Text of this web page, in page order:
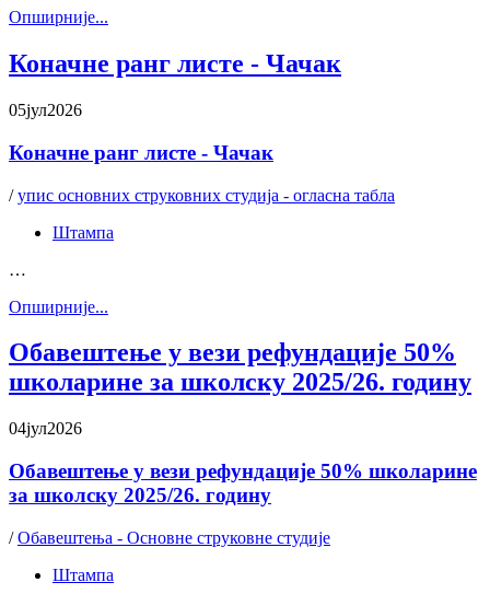
Oпширније...
Коначне ранг листе - Чачак
05јул2026
Коначне ранг листе - Чачак
/упис основних струковних студија - огласна табла
Штампа
…
Oпширније...
Обавештење у вези рефундације 50%
школарине за школску 2025/26. годину
04јул2026
Обавештење у вези рефундације 50% школарине
за школску 2025/26. годину
/Обавештења - Основне струковне студије
Штампа